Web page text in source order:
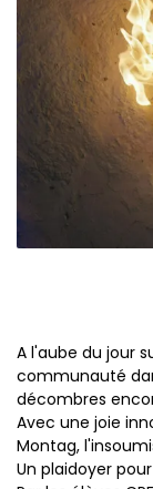
A l'aube du jour
communauté
décombres
Avec une joie
Montag,
Un plaidoyer